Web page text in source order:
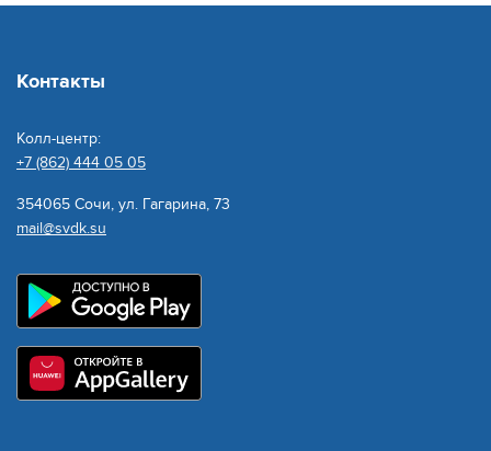
Контакты
Колл-центр:
+7 (862) 444 05 05
354065 Сочи, ул. Гагарина, 73
mail@svdk.su